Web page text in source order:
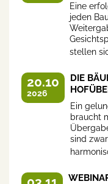
Eine
jeden
stellen
20.10
2026
DIE
Ein
braucht
sind